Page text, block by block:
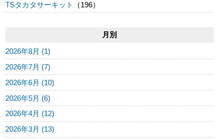
TSタカタサーキット
（196）
月別
2026年8月 (1)
2026年7月 (7)
2026年6月 (10)
2026年5月 (6)
2026年4月 (12)
2026年3月 (13)